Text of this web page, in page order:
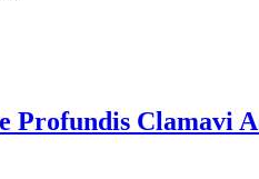
Profundis Clamavi